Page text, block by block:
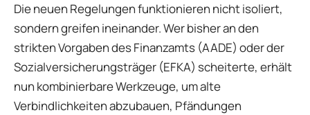
Die neuen Regelungen funktionieren nicht isoliert,
sondern greifen ineinander. Wer bisher an den
strikten Vorgaben des Finanzamts (AADE) oder der
Sozialversicherungsträger (EFKA) scheiterte, erhält
nun kombinierbare Werkzeuge, um alte
Verbindlichkeiten abzubauen, Pfändungen